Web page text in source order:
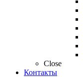
Close
Контакты